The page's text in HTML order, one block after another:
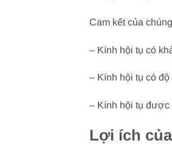
Cam kết của
– Kính hội tụ có
– Kính hội tụ có
– Kính hội tụ được
Lợi ích